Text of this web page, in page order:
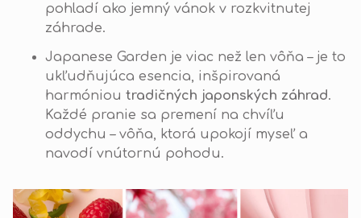
pohladí ako jemný vánok v rozkvitnutej
záhrade.
Japanese Garden je viac než len vôňa – je to
ukľudňujúca esencia, inšpirovaná
harmóniou tradičných japonských záhrad.
Každé pranie sa premení na chvíľu
oddychu – vôňa, ktorá upokojí myseľ a
navodí vnútornú pohodu.